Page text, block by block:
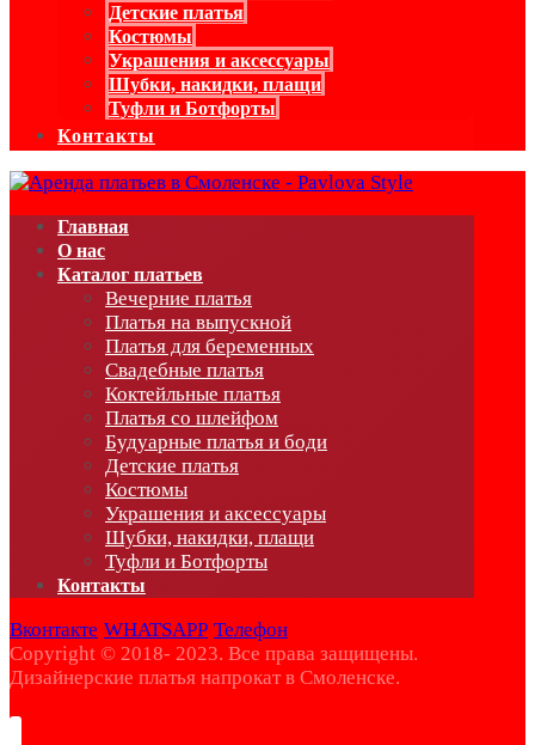
Детские платья
Костюмы
Украшения и аксессуары
Шубки, накидки, плащи
Туфли и Ботфорты
Контакты
Главная
О нас
Каталог платьев
Вечерние платья
Платья на выпускной
Платья для беременных
Свадебные платья
Коктейльные платья
Платья со шлейфом
Будуарные платья и боди
Детские платья
Костюмы
Украшения и аксессуары
Шубки, накидки, плащи
Туфли и Ботфорты
Контакты
Вконтакте WHATSAPP Телефон
Copyright © 2018- 2023. Все права защищены.
Дизайнерские платья напрокат в Смоленске.